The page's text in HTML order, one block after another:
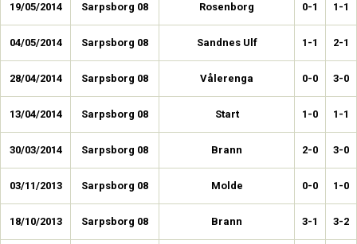
19/05/2014 Sarpsborg 08 Rosenborg 0-1 1-1
04/05/2014 Sarpsborg 08 Sandnes Ulf 1-1 2-1
28/04/2014 Sarpsborg 08 Vålerenga 0-0 3-0
13/04/2014 Sarpsborg 08 Start 1-0 1-1
30/03/2014 Sarpsborg 08 Brann 2-0 3-0
03/11/2013 Sarpsborg 08 Molde 0-0 1-0
18/10/2013 Sarpsborg 08 Brann 3-1 3-2